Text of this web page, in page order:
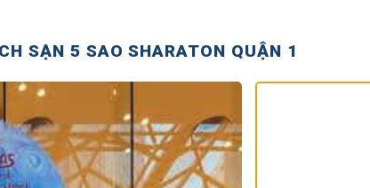
SẠN 5 SAO SHARATON QUẬN 1